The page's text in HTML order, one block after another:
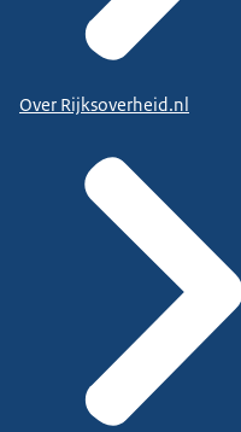
Over Rijksoverheid.nl